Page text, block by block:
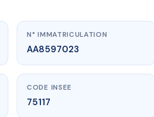
N° IMMATRICULATION
AA8597023
CODE INSEE
75117